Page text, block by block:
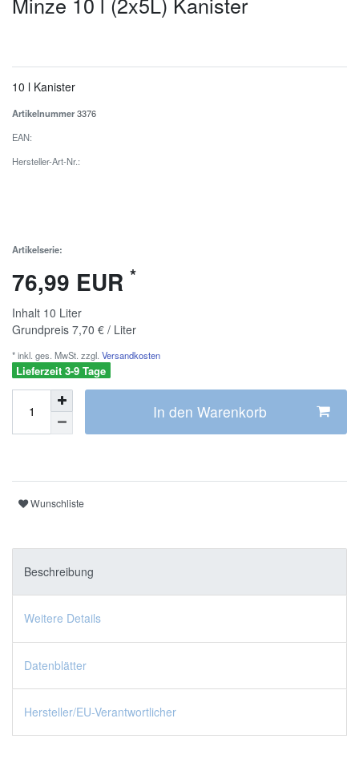
10 l Kanister
Artikelnummer3376
EAN:
Hersteller-Art-Nr.:
Artikelserie:
76,99 EUR *
Inhalt 10 Liter
Grundpreis 7,70 € / Liter
* inkl. ges. MwSt. zzgl. Versandkosten
Lieferzeit 3-9 Tage
In den Warenkorb
Wunschliste
Beschreibung
Weitere Details
Datenblätter
Hersteller/EU-Verantwortlicher